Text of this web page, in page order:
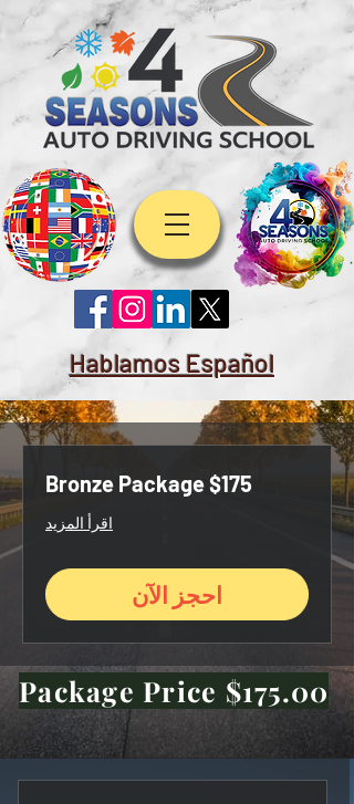
Hablamos Español
Bronze Package $175
اقرأ المزيد
احجز الآن
Package Price $175.00